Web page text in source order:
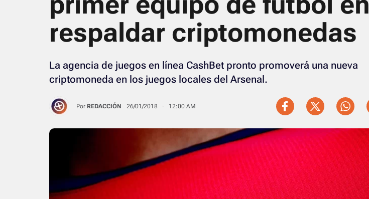
respaldar criptomonedas
La agencia de juegos en línea CashBet pronto promoverá una nueva
criptomoneda en los juegos locales del Arsenal.
Por REDACCIÓN 26/01/2018 · 12:00 AM